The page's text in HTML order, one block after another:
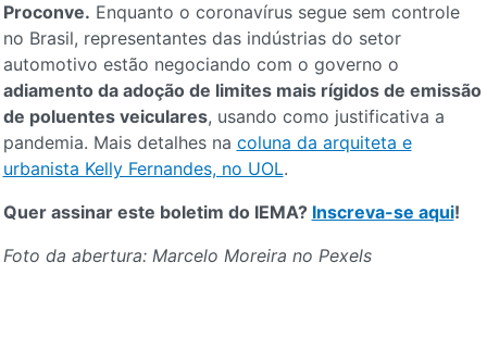
Proconve. Enquanto o coronavírus segue sem controle
no Brasil, representantes das indústrias do setor
automotivo estão negociando com o governo o
adiamento da adoção de limites mais rígidos de emissão
de poluentes veiculares, usando como justificativa a
pandemia. Mais detalhes na coluna da arquiteta e
urbanista Kelly Fernandes, no UOL.
Quer assinar este boletim do IEMA? Inscreva-se aqui!
Foto da abertura: Marcelo Moreira no Pexels